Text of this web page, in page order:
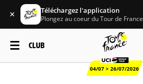
✕ Téléchargez l'application
Plongez au coeur du Tour de France
CLUB
04/07 > 26/07/2026